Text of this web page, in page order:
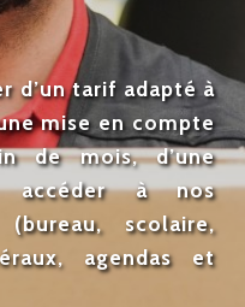
d’un tarif adapté à
mise en compte
de mois, d’une
accéder à nos
(bureau, scolaire,
agendas et